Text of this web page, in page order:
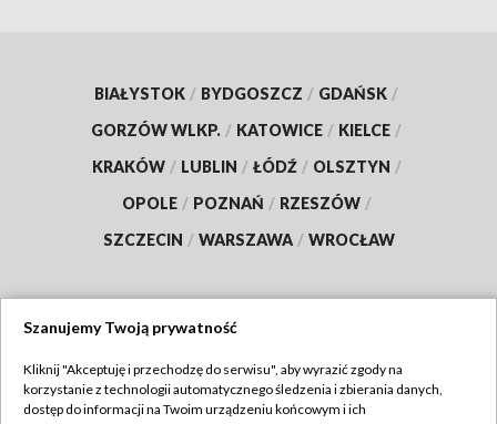
BIAŁYSTOK / BYDGOSZCZ / GDAŃSK /
GORZÓW WLKP. / KATOWICE / KIELCE /
KRAKÓW / LUBLIN / ŁÓDŹ / OLSZTYN /
OPOLE / POZNAŃ / RZESZÓW /
SZCZECIN / WARSZAWA / WROCŁAW
TVP
Szanujemy Twoją prywatność
Kliknij "Akceptuję i przechodzę do serwisu", aby wyrazić zgody na
korzystanie z technologii automatycznego śledzenia i zbierania danych,
dostęp do informacji na Twoim urządzeniu końcowym i ich